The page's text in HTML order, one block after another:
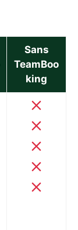
Sans
TeamBoo
king